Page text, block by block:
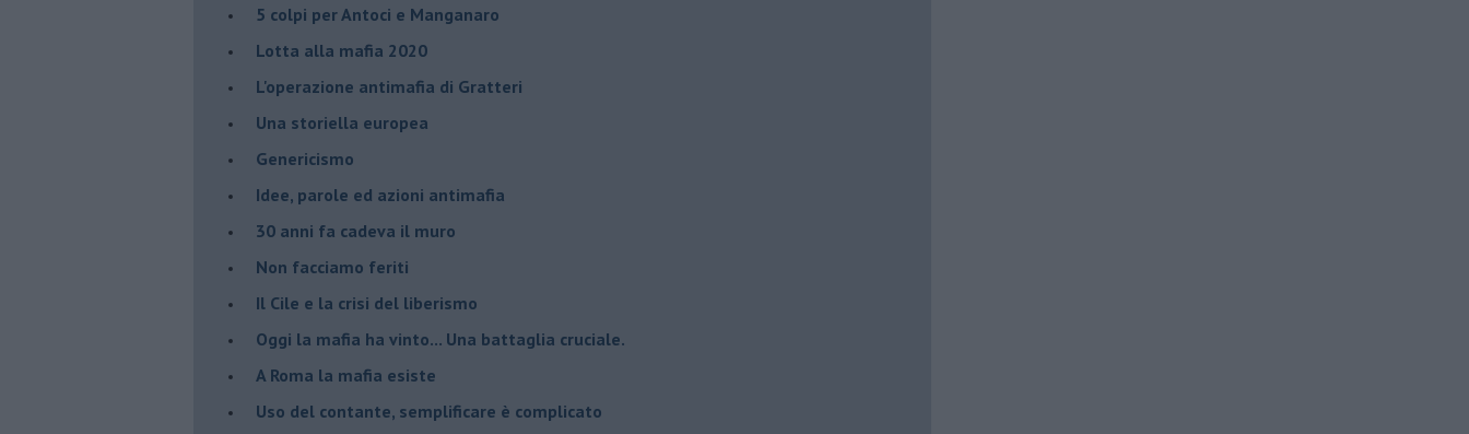
​5 colpi per Antoci e Manganaro
Lotta alla mafia 2020
L'operazione antimafia di Gratteri
Una storiella europea
Genericismo
Idee, parole ed azioni antimafia
30 anni fa cadeva il muro
Non facciamo feriti
Il Cile e la crisi del liberismo
Oggi la mafia ha vinto... Una battaglia cruciale.
A Roma la mafia esiste
Uso del contante, semplificare è complicato